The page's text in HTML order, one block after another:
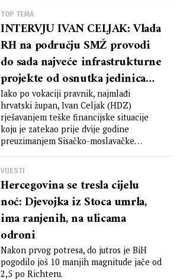
TOP TEMA
INTERVJU IVAN CELJAK: Vlada
RH na području SMŽ provodi
do sada najveće infrastrukturne
projekte od osnutka jedinica
regionalne samouprave
Iako po vokaciji pravnik, najmlađi
hrvatski župan, Ivan Celjak (HDZ)
rješavanjem teške financijske situacije
koju je zatekao prije dvije godine
preuzimanjem Sisačko-moslavačke
VIJESTI
Hercegovina se tresla cijelu
noć: Djevojka iz Stoca umrla,
ima ranjenih, na ulicama
odroni
Nakon prvog potresa, do jutros je BiH
pogodilo još 10 manjih magnitude jače od
2,5 po Richteru.